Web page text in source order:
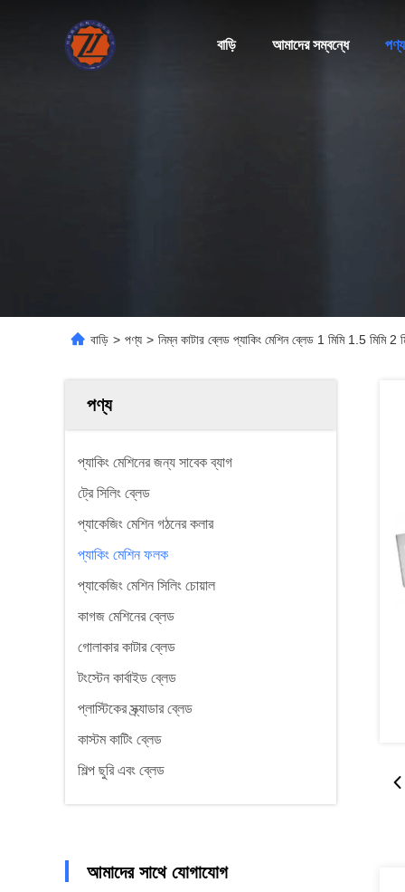
বাড়ি আমাদের সম্বন্ধে পণ্য
বাড়ি > পণ্য > নিম্ন কাটার ব্লেড প্যাকিং মেশিন ব্লেড 1 মিমি 1.5 মিমি 2
পণ্য
প্যাকিং মেশিনের জন্য সাবেক ব্যাগ
ট্রে সিলিং ব্লেড
প্যাকেজিং মেশিন গঠনের কলার
প্যাকিং মেশিন ফলক
প্যাকেজিং মেশিন সিলিং চোয়াল
কাগজ মেশিনের ব্লেড
গোলাকার কাটার ব্লেড
টংস্টেন কার্বাইড ব্লেড
প্লাস্টিকের স্ক্র্যাডার ব্লেড
কাস্টম কাটিং ব্লেড
শিল্প ছুরি এবং ব্লেড
আমাদের সাথে যোগাযোগ